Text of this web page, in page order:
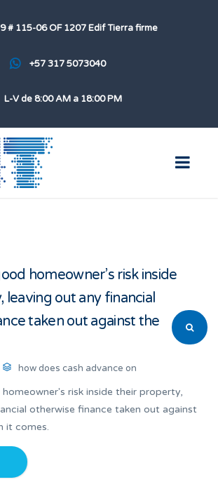
# 115-06 OF 1207 Edif Tierra firme
+57 317 5073040
L-V de 8:00 AM a 18:00 PM
homeowner’s risk inside
leaving out any financial
taken out against the
how does cash advance on
risk inside their property,
otherwise finance taken out against
it comes.